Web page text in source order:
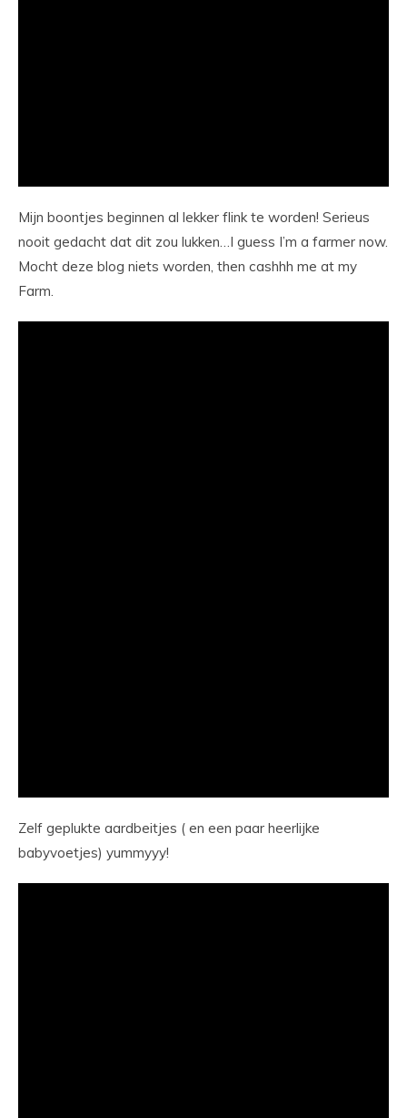
Mijn boontjes beginnen al lekker flink te worden! Serieus
nooit gedacht dat dit zou lukken…I guess I’m a farmer now.
Mocht deze blog niets worden, then cashhh me at my
Farm.
Zelf geplukte aardbeitjes ( en een paar heerlijke
babyvoetjes) yummyyy!